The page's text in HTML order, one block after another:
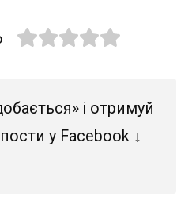
і отримуй
у Facebook ↓